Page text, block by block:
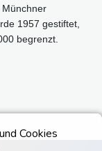
Cookies
1957 gestiftet,
begrenzt.